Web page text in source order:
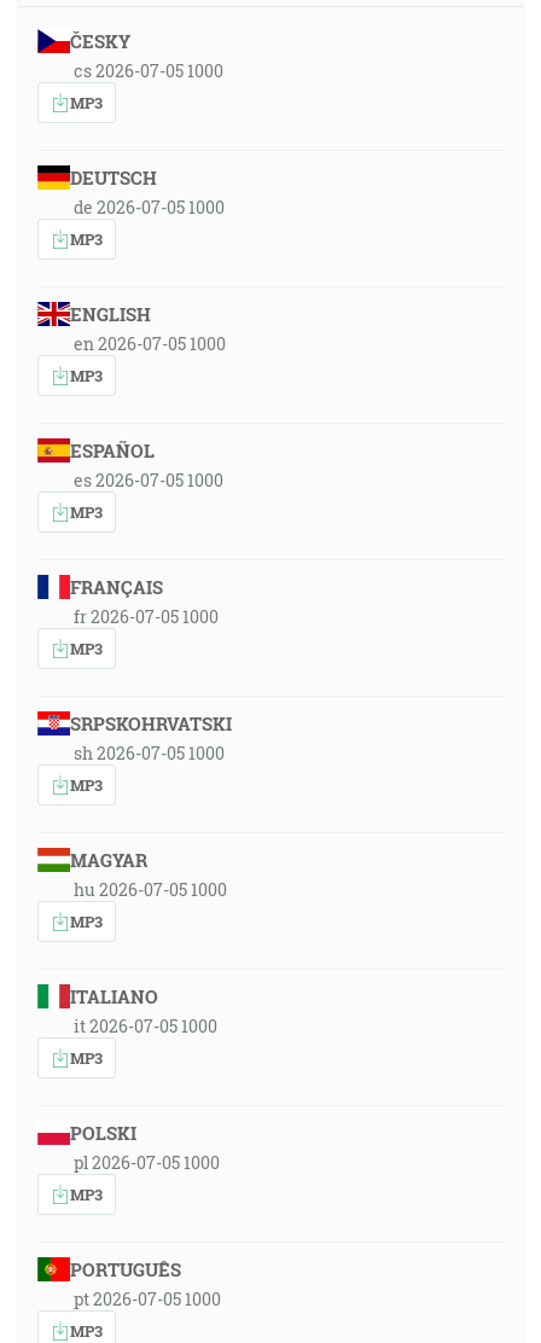
ČESKY
cs 2026-07-05 1000
MP3
DEUTSCH
de 2026-07-05 1000
MP3
ENGLISH
en 2026-07-05 1000
MP3
ESPAÑOL
es 2026-07-05 1000
MP3
FRANÇAIS
fr 2026-07-05 1000
MP3
SRPSKOHRVATSKI
sh 2026-07-05 1000
MP3
MAGYAR
hu 2026-07-05 1000
MP3
ITALIANO
it 2026-07-05 1000
MP3
POLSKI
pl 2026-07-05 1000
MP3
PORTUGUÊS
pt 2026-07-05 1000
MP3